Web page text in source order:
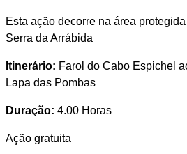
Esta ação decorre na área
Serra da Arrábida
Itinerário: Farol do Cabo Espichel
Lapa das Pombas
Duração: 4.00 Horas
Ação gratuita